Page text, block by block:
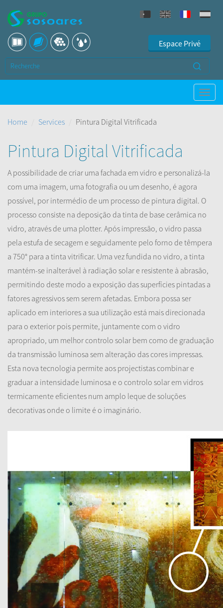
Espace Privé
Home Services Pintura Digital Vitrificada
Pintura Digital Vitrificada
A possibilidade de criar uma fachada em vidro e personalizá-la
com uma imagem, uma fotografia ou um desenho, é agora
possível, por intermédio de um processo de pintura digital. O
processo consiste na deposição da tinta de base cerâmica no
vidro, através de uma plotter. Após impressão, o vidro passa
pela estufa de secagem e seguidamente pelo forno de têmpera
a 750° para a tinta vitrificar. Uma vez fundida no vidro, a tinta
mantém-se inalterável à radiação solar e resistente à abrasão,
permitindo deste modo a exposição das superfícies pintadas a
fatores agressivos sem serem afetadas. Embora possa ser
aplicado em interiores a sua utilização está mais direcionada
para o exterior pois permite, juntamente com o vidro
apropriado, um melhor controlo solar bem como de graduação
da transmissão luminosa sem alteração das cores impressas.
Esta nova tecnologia permite aos projectistas combinar e
graduar a intensidade luminosa e o controlo solar em vidros
termicamente eficientes num amplo leque de soluções
decorativas onde o limite é o imaginário.